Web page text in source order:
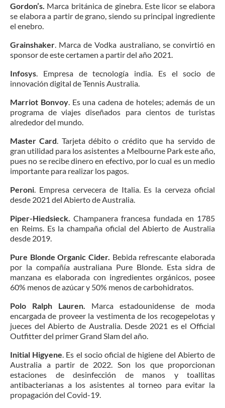
Gordon’s. Marca británica de ginebra. Este licor se elabora
se elabora a partir de grano, siendo su principal ingrediente
el enebro.
Grainshaker . Marca de Vodka australiano, se convirtió en
sponsor de este certamen a partir del año 2021.
Infosys . Empresa de tecnología india. Es el socio de
innovación digital de Tennis Australia.
Marriot Bonvoy. Es una cadena de hoteles; además de un
programa de viajes diseñados para cientos de turistas
alrededor del mundo.
Master Card . Tarjeta débito o crédito que ha servido de
gran utilidad para los asistentes a Melbourne Park este año,
pues no se recibe dinero en efectivo, por lo cual es un medio
importante para realizar los pagos.
Peroni . Empresa cervecera de Italia. Es la cerveza oficial
desde 2021 del Abierto de Australia.
Piper-Hiedsieck.Champanera francesa fundada en 1785
en Reims. Es la champaña oficial del Abierto de Australia
desde 2019.
Pure Blonde Organic Cider. Bebida refrescante elaborada
por la compañía australiana Pure Blonde. Esta sidra de
manzana es elaborada con ingredientes orgánicos, posee
60% menos de azúcar y 50% menos de carbohidratos.
Polo Ralph Lauren. Marca estadounidense de moda
encargada de proveer la vestimenta de los recogepelotas y
jueces del Abierto de Australia. Desde 2021 es el Official
Outfitter del primer Grand Slam del año.
Initial Higyene . Es el socio oficial de higiene del Abierto de
Australia a partir de 2022. Son los que proporcionan
estaciones de desinfección de manos y toallitas
antibacterianas a los asistentes al torneo para evitar la
propagación del Covid-19.